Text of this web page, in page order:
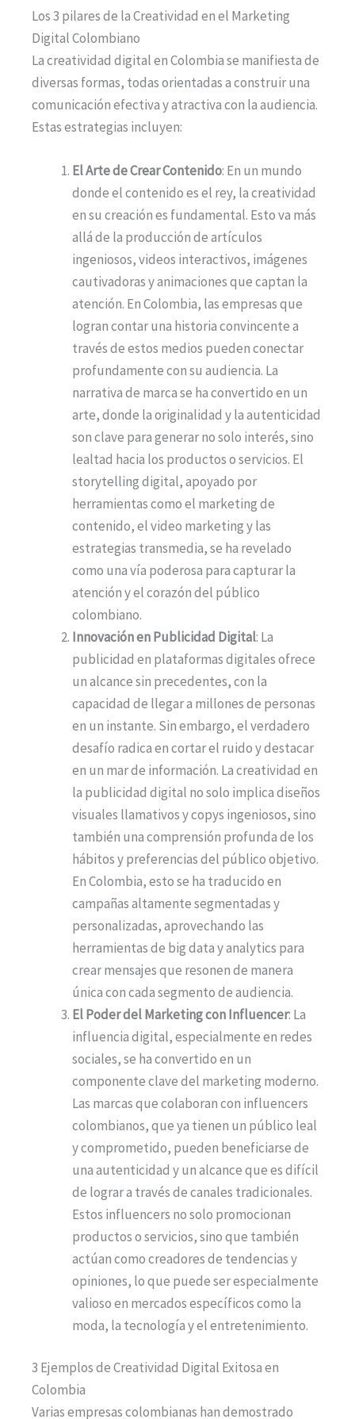
Los 3 pilares de la Creatividad en el Marketing
Digital Colombiano
La creatividad digital en Colombia se manifiesta de
diversas formas, todas orientadas a construir una
comunicación efectiva y atractiva con la audiencia.
Estas estrategias incluyen:
El Arte de Crear Contenido: En un mundo
donde el contenido es el rey, la creatividad
en su creación es fundamental. Esto va más
allá de la producción de artículos
ingeniosos, videos interactivos, imágenes
cautivadoras y animaciones que captan la
atención. En Colombia, las empresas que
logran contar una historia convincente a
través de estos medios pueden conectar
profundamente con su audiencia. La
narrativa de marca se ha convertido en un
arte, donde la originalidad y la autenticidad
son clave para generar no solo interés, sino
lealtad hacia los productos o servicios. El
storytelling digital, apoyado por
herramientas como el marketing de
contenido, el video marketing y las
estrategias transmedia, se ha revelado
como una vía poderosa para capturar la
atención y el corazón del público
colombiano.
Innovación en Publicidad Digital: La
publicidad en plataformas digitales ofrece
un alcance sin precedentes, con la
capacidad de llegar a millones de personas
en un instante. Sin embargo, el verdadero
desafío radica en cortar el ruido y destacar
en un mar de información. La creatividad en
la publicidad digital no solo implica diseños
visuales llamativos y copys ingeniosos, sino
también una comprensión profunda de los
hábitos y preferencias del público objetivo.
En Colombia, esto se ha traducido en
campañas altamente segmentadas y
personalizadas, aprovechando las
herramientas de big data y analytics para
crear mensajes que resonen de manera
única con cada segmento de audiencia.
El Poder del Marketing con Influencer: La
influencia digital, especialmente en redes
sociales, se ha convertido en un
componente clave del marketing moderno.
Las marcas que colaboran con influencers
colombianos, que ya tienen un público leal
y comprometido, pueden beneficiarse de
una autenticidad y un alcance que es difícil
de lograr a través de canales tradicionales.
Estos influencers no solo promocionan
productos o servicios, sino que también
actúan como creadores de tendencias y
opiniones, lo que puede ser especialmente
valioso en mercados específicos como la
moda, la tecnología y el entretenimiento.
3 Ejemplos de Creatividad Digital Exitosa en
Colombia
Varias empresas colombianas han demostrado